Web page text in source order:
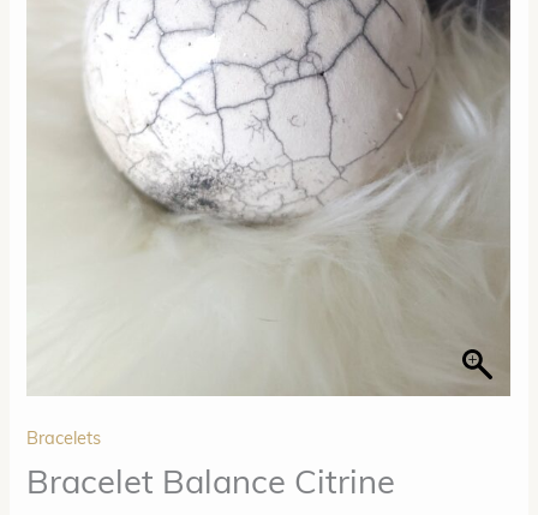
Bracelets
Bracelet Balance Citrine